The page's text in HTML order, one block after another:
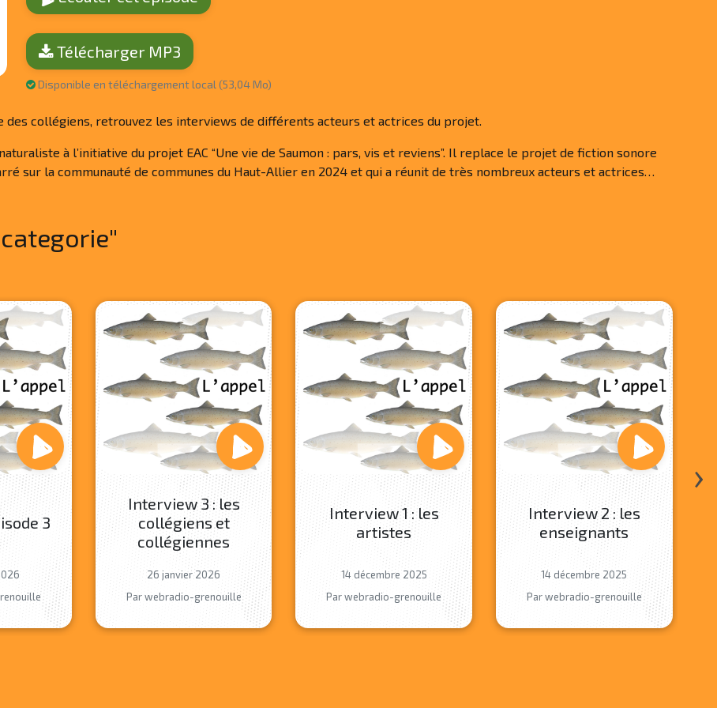
Télécharger MP3
Disponible en téléchargement local (53,04 Mo)
des collégiens, retrouvez les interviews de différents acteurs et actrices du projet.
à l’initiative du projet EAC “Une vie de Saumon : pars, vis et reviens”. Il replace le projet de fiction sonore
sur la communauté de communes du Haut-Allier en 2024 et qui a réunit de très nombreux acteurs et actrices…
3
Interview 3 : les
collégiens et
collégiennes
26 janvier 2026
Par webradio-grenouille
Interview 1 : les
artistes
14 décembre 2025
Par webradio-grenouille
Interview 2 : les
enseignants
14 décembre 2025
Par webradio-grenouille
›